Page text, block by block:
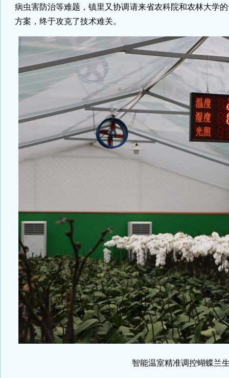
病虫害防治等难题，镇里又协调请来省农科院和农林大学
方案，终于攻克了技术难关。
智能温室精准调控蝴蝶兰